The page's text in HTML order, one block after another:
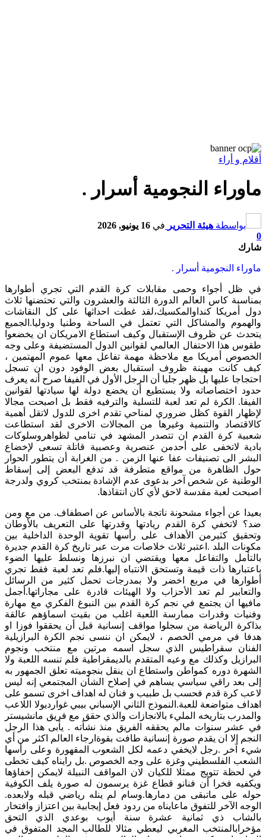
أقلام و أراء
ماوراء النجومية أسرار .
بواسطة هيئة التحرير في 16 يونيو, 2026
0
شارك
ماوراء النجومية أسرار .
في ظل أجواء وحمى مقابلات كرة القدم التي تجري أطوارها
بمناسبة كاس العالم الدورة الثالثة والعشرون والتي تحتضنها ثلاث
دول أمريكا كنداوالمكسيك،لقد غطت احداثها على كل النقاشات
والهموم والمشاكل التي تعتمل في الساحة وطنيا ودوليا.الجميع
يتحدث عن ظروف الإستقبال وكيف استطاع الامريكان ان يخضعوا
طقوس هذا الاحتفال العالمي لقوانين الدول المستضيفة وعلى وجه
الخصوص أمريكا مع ملاحظة مهمة تفاعل معها عموم المهتمين ،
كيف كانت مهينة ظروف استقبال بعض الوفود دون ان تسجل
احتجاجا عليها بل ظهر جليا أن الرجل الأول في الفيفا صرح أنه يعرف
حدود اختصاصاته ولا يستطيع أن يخضع دولة لها سيادتها لقوانين
الفيفا. الكرة لم تعد لعبة للتسلية والترفيه فقط بل اصبحت مجالا
لإظهار القوة كظل ضروري لمناحي تقدم اخرى للدول لاتقل أهمية
كالاقتصاد والتنمية وغيرها من المجالات الاخرى لقد استطاعت
شعبية كرة القدم ان تتصدر المشهد في تنامي لظواهروسلوكات
بادية لاتخفى على أحدمن عنصرية وعصبية قاتلة تسعى لإخضاع
البشر الى تصنيفات عفا عنها الزمن . من الغرابة أن يتطور الحوار
حول الظاهرة من مواقع متطرفة قد تدفع البعض إلى إسقاط
الوطنية عن شخص آخر بدعوى عدم الإشادة بمنتخب كروي ولدرجة
اصبحت لعبة مقدسة لاحق لأي كان انتقاذها.
بعيدا عن أجواء مشحونة ناتجة بالأساس عن اصطفاف. من مع ومن
ضد؟ لاتخفي كرة القدم ريادتها وقدرتها على التعريف بالأوطان
وتحقيق كثيرمن الأهداف على رأسها تقوية الوحدة الداخلية بين
مكونات البلد .اعتبر ثلاث خلاصات مرت عبر تاريخ كرة القدم جديرة
بالتأمل والتفاعل معها ويقتضي ان نبرزها ونسلط عليها الضوء
باعتبارها ذات قيمة وتستحق الانتباه إليها.فلم تعد لعبة فقط تجري
أطوارها في مربع اخضر ولا بمدرجات تحمل كثير من الرسائل
والتعابير لم تعد الأحزاب ولا الهيئات قادرة على مجاراتها.أجمل
مافيها ان يجتمع في نجم كرة القدم بين النبوغ الفكري مع مهارة
وفنيات وقدرات ممارسة اللعبة اغلب من بقيت اسماؤهم عالقة
بذاكرة الرياضة من سجلوا مواقف إنسانية قبل أن يحققوا فوزا او
هدفا في مرمي الخصم ، لايمكن ان ننسى نجم الكرة البرازيلية
الفنان سقراطيس الذي سجل اسمه مرتين مع منتخب ونجوم
البرازيل وكذلك مع وعيه المتقدم بالديمقراطية فلم تنسه اللعبة ولا
الشهرة دوره كمواطن واستطاع ان ينقل بنجوميته تعلق الجمهور به
إلى بعد راقي سياسي يساهم في إصلاح الشأن المجتمعي إنه ليس
لاعب كرة قدم فحسب بل طبيب و فنان له اهداف اخرى تسمو على
اهداف متواضعة للعبة.النموذج الثاني الإسباني بيبي غوارديولا اللاعب
والمدرب بتاريخه المليء بالانجازات والذي حقق مع فريق مانشيستر
في عشر سنوات مالم يحققه الفريق منذ نشأته . يأبى هذا الرجل
النجم إلا ان يقدم صورة إنسانية طافت بقوةارجاء العالم اكثر من أي
شيء آخر .رجل لايخفي دعمه لكل الشعوب المقهورة وعلى رأسها
الشعب الفلسطيني وغزة على وجه الخصوص .بل رايناه كيف تخطى
في لحظة تتويج ممثلا للكيان لان المواقف النبيلة لايمكن إخفاؤها
ويكفيه فخرا أن فنانو قطاع غزة يرسمون له صورة يلف الكوفية
حوله على ماتبقى من دمارها.وسام لم ينله رياضي قبله ولابعده.
الوجه الآخر للتفوق ماعايناه من ردود فعل إيجابية بين اعتزاز وافتخار
بالشاب ذي ثمانية عشرة سنة أيوب بوعدي الذي التحق
مؤخرابالمنتخب المغربي ليعطي مثالا للطالب المجد المتفوق في